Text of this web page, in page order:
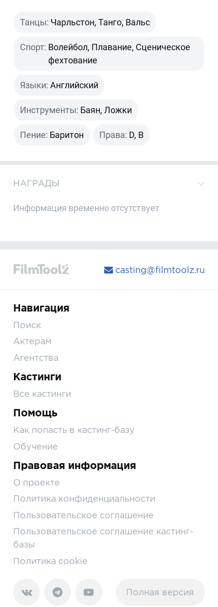
Танцы: Чарльстон, Танго, Вальс
Спорт: Волейбол, Плавание, Сценическое
фехтование
Языки: Английский
Инструменты: Баян, Ложки
Пение: Баритон Права: D, B
НАГРАДЫ
Информация временно отсутствует
casting@filmtoolz.ru
Навигация
Поиск
Актерам
Агентства
Кастинги
Все кастинги
Помощь
Как попасть в кастинг-базу
Обучение
Правовая информация
О проекте
Политика конфиденциальности
Пользовательское соглашение
Пользовательское соглашение кастинг-
базы
Политика cookie
Полная версия